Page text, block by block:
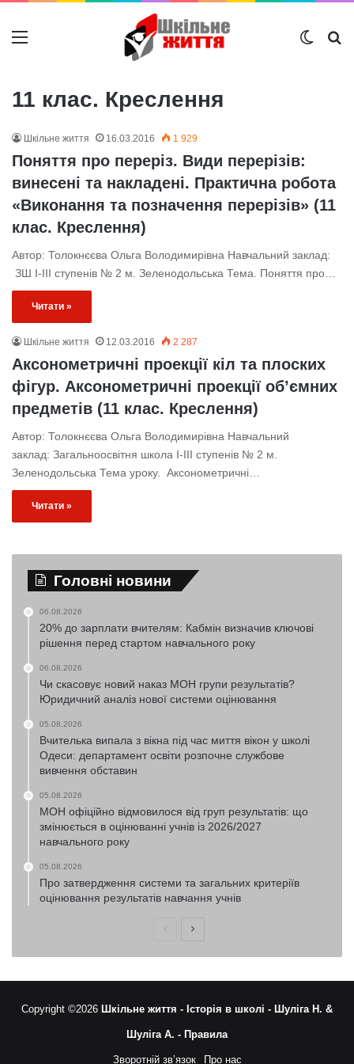
Меню
11 клас. Креслення
Шкільне життя 16.03.2016 1 929
Поняття про переріз. Види перерізів:
винесені та накладені. Практична робота
«Виконання та позначення перерізів» (11
клас. Креслення)
Автор: Толокнєєва Ольга Володимирівна Навчальний заклад:
ЗШ І-ІІІ ступенів № 2 м. Зеленодольська Тема. Поняття про…
Читати »
Шкільне життя 12.03.2016 2 287
Аксонометричні проекції кіл та плоских
фігур. Аксонометричні проекції об’ємних
предметів (11 клас. Креслення)
Автор: Толокнєєва Ольга Володимирівна Навчальний
заклад: Загальноосвiтня школа І-ІІІ ступенів № 2 м.
Зеленодольська Тема уроку. Аксо­нометричні…
Читати »
Головні новини
06.08.2026
20% до зарплати вчителям: Кабмін визначив ключові
рішення перед стартом навчального року
06.08.2026
Чи скасовує новий наказ МОН групи результатів?
Юридичний аналіз нової системи оцінювання
05.08.2026
Вчителька випала з вікна під час миття вікон у школі
Одеси: департамент освіти розпочне службове
вивчення обставин
05.08.2026
МОН офіційно відмовилося від груп результатів: що
змінюється в оцінюванні учнів із 2026/2027
навчального року
05.08.2026
Про затвердження системи та загальних критеріїв
оцінювання результатів навчання учнів
ПопередняНаступна
Copyright ©2026 Шкільне життя - Історія в школі - Шуліга Н. &
Шуліга А. - Правила
Зворотній зв’язок Про нас